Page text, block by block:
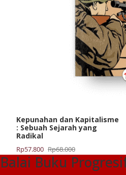
Kepunahan dan Kapitalisme
: Sebuah Sejarah yang
Radikal
Rp68.000
Harga
aslinya
adalah:
Rp57.800
Harga
saat
ini
Balai Buku